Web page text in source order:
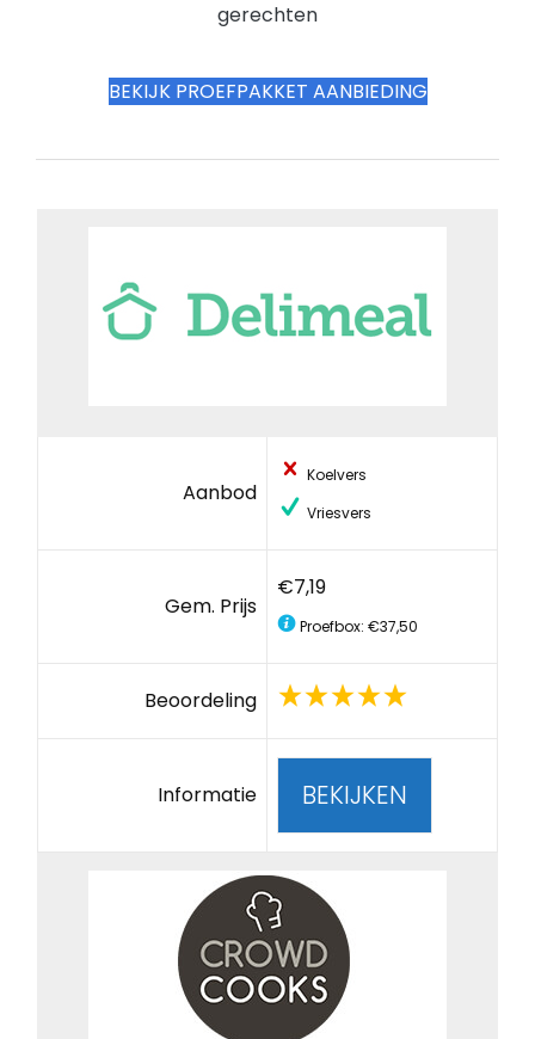
gerechten
BEKIJK PROEFPAKKET AANBIEDING
Aanbod
Koelvers
Vriesvers
Gem. Prijs
€7,19
Proefbox: €37,50
Beoordeling
Informatie BEKIJKEN